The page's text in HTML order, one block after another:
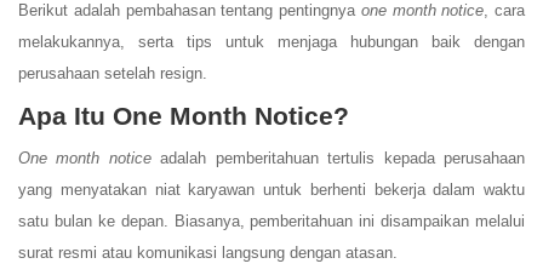
Berikut adalah pembahasan tentang pentingnya one month notice , cara
melakukannya, serta tips untuk menjaga hubungan baik dengan
perusahaan setelah resign.
Apa Itu One Month Notice?
One month noticeadalah pemberitahuan tertulis kepada perusahaan
yang menyatakan niat karyawan untuk berhenti bekerja dalam waktu
satu bulan ke depan. Biasanya, pemberitahuan ini disampaikan melalui
surat resmi atau komunikasi langsung dengan atasan.